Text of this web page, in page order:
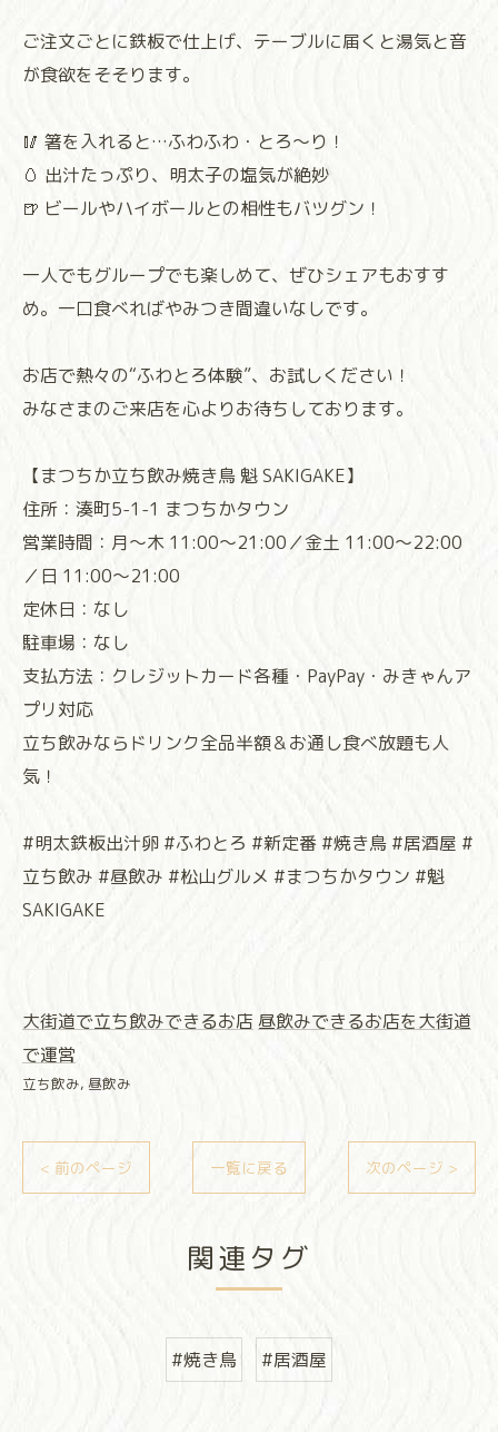
ご注文ごとに鉄板で仕上げ、テーブルに届くと湯気と音
が食欲をそそります。
🥢 箸を入れると…ふわふわ・とろ〜り！
🥚 出汁たっぷり、明太子の塩気が絶妙
🍺 ビールやハイボールとの相性もバツグン！
一人でもグループでも楽しめて、ぜひシェアもおすす
め。一口食べればやみつき間違いなしです。
お店で熱々の“ふわとろ体験”、お試しください！
みなさまのご来店を心よりお待ちしております。
【まつちか立ち飲み焼き鳥 魁 SAKIGAKE】
住所：湊町5-1-1 まつちかタウン
営業時間：月～木 11:00～21:00／金土 11:00～22:00
／日 11:00～21:00
定休日：なし
駐車場：なし
支払方法：クレジットカード各種・PayPay・みきゃんア
プリ対応
立ち飲みならドリンク全品半額＆お通し食べ放題も人
気！
#明太鉄板出汁卵 #ふわとろ #新定番 #焼き鳥 #居酒屋 #
立ち飲み #昼飲み #松山グルメ #まつちかタウン #魁
SAKIGAKE
大街道で立ち飲みできるお店 昼飲みできるお店を大街道
で運営
立ち飲み 昼飲み
< 前のページ 一覧に戻る 次のページ >
関連タグ
#焼き鳥 #居酒屋